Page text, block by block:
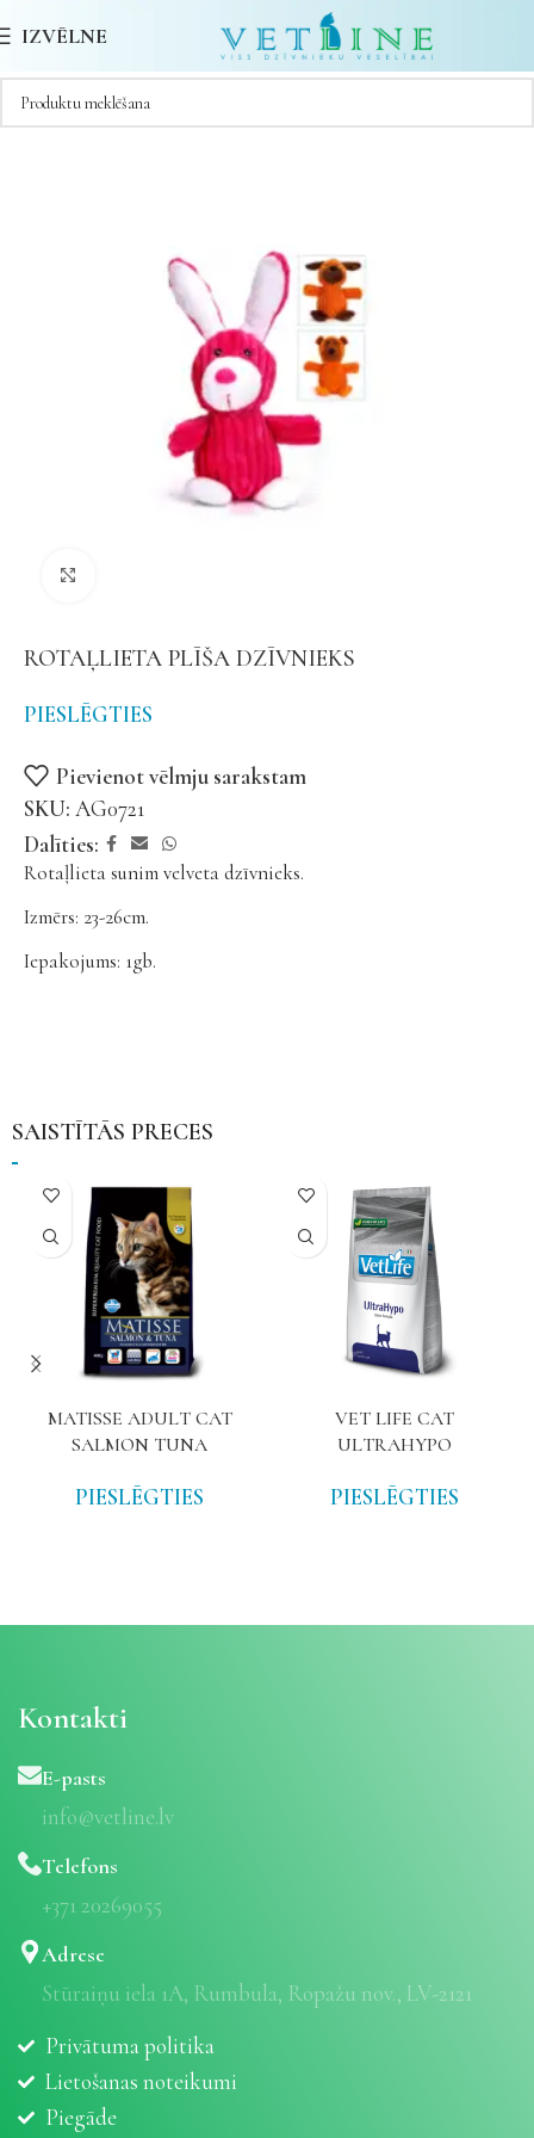
IZVĒLNE
ROTAĻLIETA PLĪŠA DZĪVNIEKS
PIESLĒGTIES
Pievienot vēlmju sarakstam
SKU: AG0721
Dalīties:
Rotaļlieta sunim velveta dzīvnieks.
Izmērs: 23-26cm.
Iepakojums: 1gb.
SAISTĪTĀS PRECES
MATISSE ADULT CAT
SALMON TUNA
PIESLĒGTIES
VET LIFE CAT
ULTRAHYPO
PIESLĒGTIES
Kontakti
E-pasts
info@vetline.lv
Telefons
+371 20269055
Adrese
Stūraiņu iela 1A, Rumbula, Ropažu nov., LV-2121
Privātuma politika
Lietošanas noteikumi
Piegāde